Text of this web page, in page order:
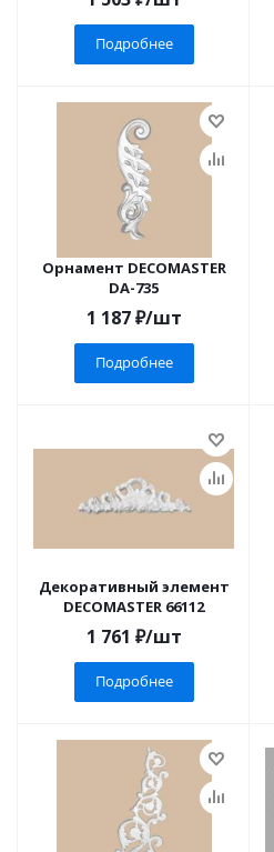
Подробнее
Орнамент DECOMASTER
DA-735
1 187₽/шт
Подробнее
Декоративный элемент
DECOMASTER 66112
1 761 ₽/шт
Подробнее